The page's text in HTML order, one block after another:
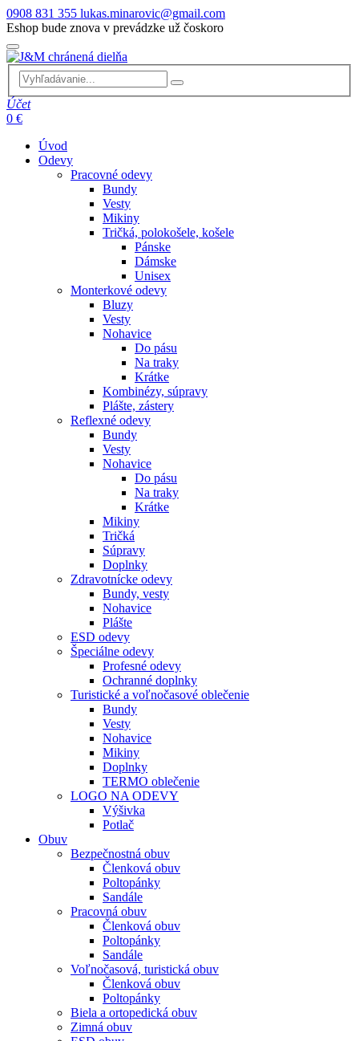
0908 831 355 lukas.minarovic@gmail.com
Eshop bude znova v prevádzke už čoskoro
Účet
0 €
Úvod
Odevy
Pracovné odevy
Bundy
Vesty
Mikiny
Tričká, polokošele, košele
Pánske
Dámske
Unisex
Monterkové odevy
Bluzy
Vesty
Nohavice
Do pásu
Na traky
Krátke
Kombinézy, súpravy
Plášte, zástery
Reflexné odevy
Bundy
Vesty
Nohavice
Do pásu
Na traky
Krátke
Mikiny
Tričká
Súpravy
Doplnky
Zdravotnícke odevy
Bundy, vesty
Nohavice
Plášte
ESD odevy
Špeciálne odevy
Profesné odevy
Ochranné doplnky
Turistické a voľnočasové oblečenie
Bundy
Vesty
Nohavice
Mikiny
Doplnky
TERMO oblečenie
LOGO NA ODEVY
Výšivka
Potlač
Obuv
Bezpečnostná obuv
Členková obuv
Poltopánky
Sandále
Pracovná obuv
Členková obuv
Poltopánky
Sandále
Voľnočasová, turistická obuv
Členková obuv
Poltopánky
Biela a ortopedická obuv
Zimná obuv